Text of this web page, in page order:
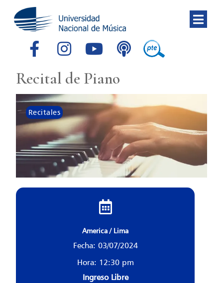
Recital de Piano
Recitales
America / Lima
Fecha: 03/07/2024
Hora: 12:30 pm
Ingreso Libre